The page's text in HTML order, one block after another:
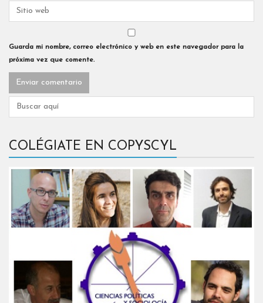
Guarda mi nombre, correo electrónico y web en este navegador para la
próxima vez que comente.
COLÉGIATE EN COPYSCYL